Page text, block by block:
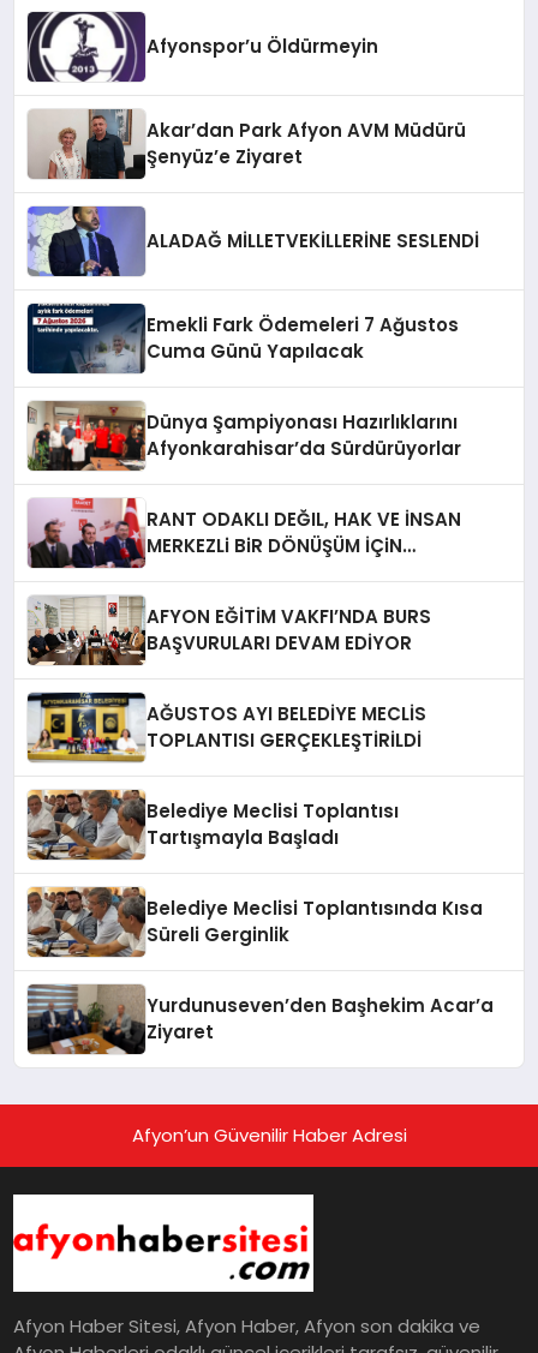
Afyonspor’u Öldürmeyin
Akar’dan Park Afyon AVM Müdürü
Şenyüz’e Ziyaret
ALADAĞ MİLLETVEKİLLERİNE SESLENDİ
Emekli Fark Ödemeleri 7 Ağustos
Cuma Günü Yapılacak
Dünya Şampiyonası Hazırlıklarını
Afyonkarahisar’da Sürdürüyorlar
RANT ODAKLI DEĞIL, HAK VE İNSAN
MERKEZLi BiR DÖNÜŞÜM İÇiN
AFYON EĞİTİM VAKFI’NDA BURS
BAŞVURULARI DEVAM EDİYOR
AĞUSTOS AYI BELEDİYE MECLİS
TOPLANTISI GERÇEKLEŞTİRİLDİ
Belediye Meclisi Toplantısı
Tartışmayla Başladı
Belediye Meclisi Toplantısında Kısa
Süreli Gerginlik
Yurdunuseven’den Başhekim Acar’a
Ziyaret
Afyon’un Güvenilir Haber Adresi
Afyon Haber Sitesi, Afyon Haber, Afyon son dakika ve